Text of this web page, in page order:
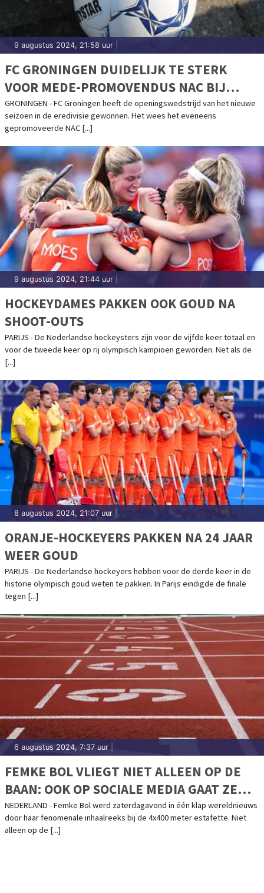
9 augustus 2024, 21:58 uur
FC GRONINGEN DUIDELIJK TE STERK
VOOR MEDE-PROMOVENDUS NAC BIJ
START COMPETITIE
GRONINGEN - FC Groningen heeft de openingswedstrijd van het nieuwe
seizoen in de eredivisie gewonnen. Het wees het eveneens
gepromoveerde NAC [...]
9 augustus 2024, 21:44 uur
HOCKEYDAMES PAKKEN OOK GOUD NA
SHOOT-OUTS
PARIJS - De Nederlandse hockeysters zijn voor de vijfde keer totaal en
voor de tweede keer op rij olympisch kampioen geworden. Net als de
[...]
8 augustus 2024, 21:07 uur
ORANJE-HOCKEYERS PAKKEN NA 24 JAAR
WEER GOUD
PARIJS - De Nederlandse hockeyers hebben voor de derde keer in de
historie olympisch goud weten te pakken. In Parijs eindigde de finale
tegen [...]
6 augustus 2024, 7:37 uur
FEMKE BOL VLIEGT NIET ALLEEN OP DE
BAAN: OOK OP SOCIALE MEDIA GAAT ZE
KEIHARD
NEDERLAND - Femke Bol werd zaterdagavond in één klap wereldnieuws
door haar fenomenale inhaalreeks bij de 4x400 meter estafette. Niet
alleen op de [...]